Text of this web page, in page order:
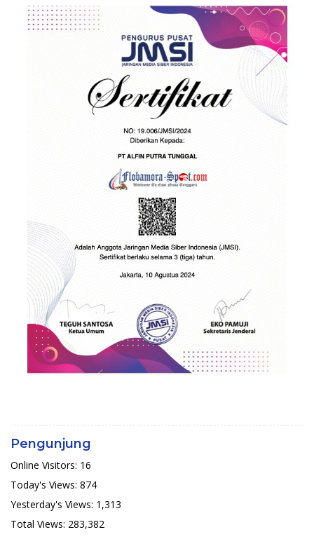
Pengunjung
Online Visitors: 16
Today's Views: 874
Yesterday's Views: 1,313
Total Views: 283,382